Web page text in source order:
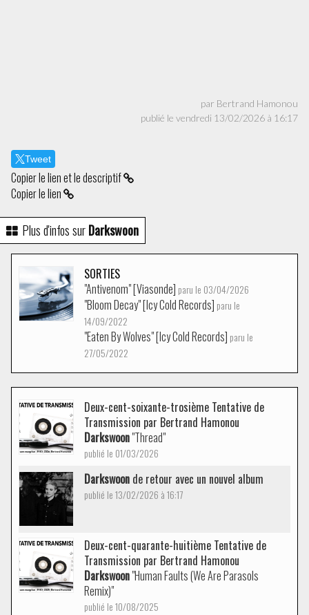
par Bertrand Hamonou
publié le vendredi 13/02/2026 à 16:17
Tweet
Copier le lien et le descriptif
Copier le lien
Plus d'infos surDarkswoon
SORTIES
"Antivenom" [Viasonde] paru le 03/04/2026
"Bloom Decay" [Icy Cold Records] paru le
14/09/2022
"Eaten By Wolves" [Icy Cold Records] paru le
27/05/2022
Deux-cent-soixante-trosième Tentative de
Transmission par Bertrand Hamonou
Darkswoon"Thread"
publié le 01/03/2026
Darkswoon de retour avec un nouvel album
publié le 13/02/2026 à 16:17
Deux-cent-quarante-huitième Tentative de
Transmission par Bertrand Hamonou
Darkswoon"Human Faults (We Are Parasols
Remix)"
publié le 10/08/2025